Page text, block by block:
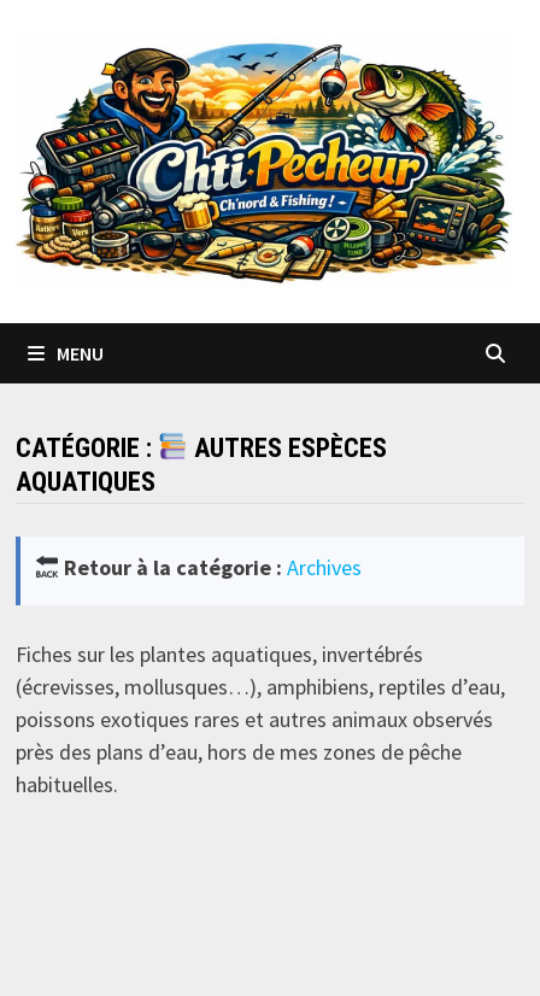
MENU
CATÉGORIE :
AUTRES ESPÈCES
AQUATIQUES
Retour à la catégorie : Archives
Fiches sur les plantes aquatiques, invertébrés
(écrevisses, mollusques…), amphibiens, reptiles d’eau,
poissons exotiques rares et autres animaux observés
près des plans d’eau, hors de mes zones de pêche
habituelles.